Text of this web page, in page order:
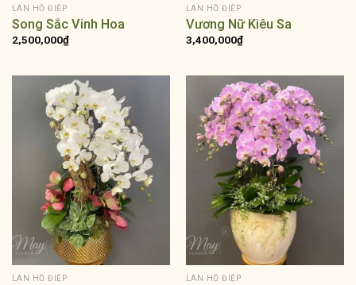
LAN HỒ ĐIỆP
Song Sắc Vinh Hoa
2,500,000₫
LAN HỒ ĐIỆP
Vương Nữ Kiêu Sa
3,400,000₫
LAN HỒ ĐIỆP LAN HỒ ĐIỆP